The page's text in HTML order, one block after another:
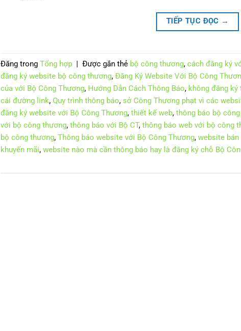
TIẾP TỤC ĐỌC →
Đăng trong Tổng hợp | Được gắn thẻ bộ công thương, cách đăng ký
đăng ký website bộ công thương, Đăng Ký Website Với Bộ Công
của với Bộ Công Thương, Hướng Dẫn Cách Thông Báo, không đăng
cái đường link, Quy trình thông báo, sở Công Thương phạt vì các
đăng ký website với Bộ Công Thương, thiết kế web, thông báo bộ
với bộ công thương, thông báo với Bộ CT, thông báo web với bộ công
bộ công thương, Thông báo website với Bộ Công Thương, website bán
khuyến mãi, website nào mà cần thông báo hay là đăng ký chỗ Bộ